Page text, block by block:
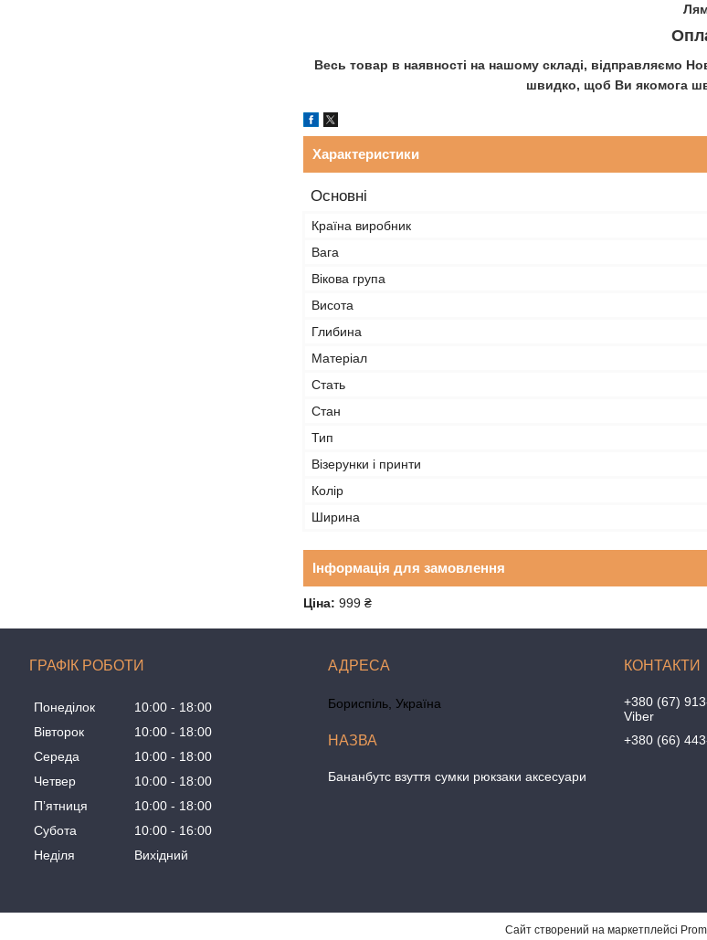
Весь товар в наявності на нашому складі,
швидко, щоб Ви якомога
Характеристики
Основні
Країна виробник
Вага
Вікова група
Висота
Глибина
Матеріал
Стать
Стан
Тип
Візерунки і принти
Колір
Ширина
Інформація для замовлення
Ціна: 999 ₴
ГРАФІК РОБОТИ
Понеділок 10:00
18:00
Вівторок
10:00
18:00
Середа
10:00
18:00
Четвер
10:00
18:00
Пʼятниця
10:00
18:00
Субота
10:00
16:00
Неділя
Вихідний
Бориспіль, Україна
Бананбутс взуття сумки рюкзаки аксесуари
+380 (67)
Viber
+380 (66)
Сайт створений на маркетплейсі